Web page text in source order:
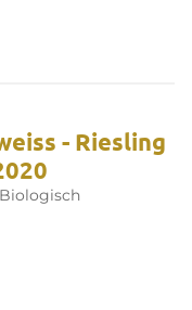
- Riesling
Biologisch